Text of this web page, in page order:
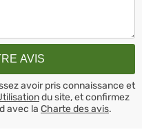
avoir pris connaissance et
du site, et confirmez
avec la Charte des avis.